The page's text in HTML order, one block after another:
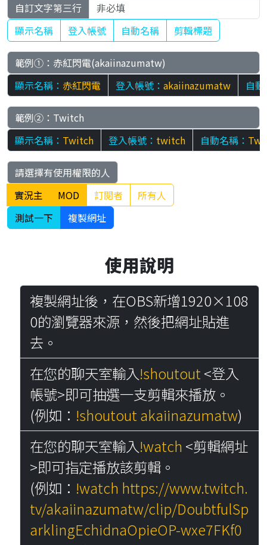
自訂文字第三行
顯示名稱
登入帳號 自動名稱 剪輯標題
顯示名稱： 赤紅閃電 登入帳號： akaiinazumatw 自
顯示名稱： Twitch 登入帳號： twitch 自動名稱：
請選擇有使用權限的人
實況主
MOD 訂閱者
所有人
測試一下
複製網址
使用說明
複製網址後，在OBS新增1920×108
0的瀏覽器來源，然後把網址貼進
去。
在您的聊天室輸入!shoutout <登入
帳號>即可抽選一支剪輯來播放。
(例如： !shoutout akaiinazumatw)
在您的聊天室輸入!watch <剪輯網址
>即可指定播放該剪輯。
(例如： !watch https://www.twitch.
tv/akaiinazumatw/clip/DoubtfulSp
arklingEchidnaOpieOP-wxe7FKf0